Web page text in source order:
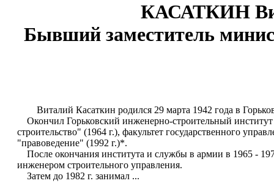
КАСАТКИН
Бывший заместитель
Виталий Касаткин родился 29 марта 1942 года в
Окончил Горьковский инженерно-строительный
строительство" (1964 г.), факультет государственного
"правоведение" (1992 г.)*.
После окончания института и службы в армии в 1965 -
инженером строительного управления.
Затем до 1982 г. занимал ...